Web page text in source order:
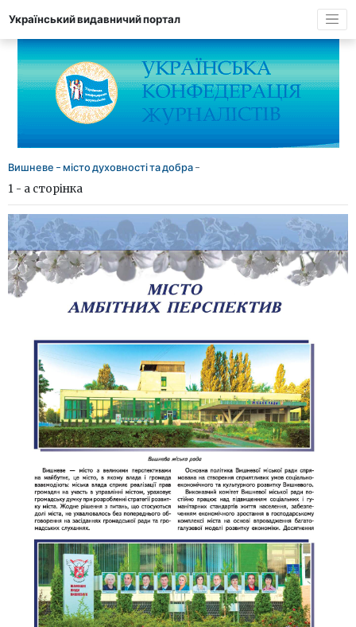
Український видавничий портал
Вишневе - місто духовності та добра-
1 - а сторінка